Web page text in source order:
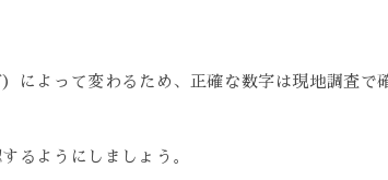
によって変わるため、正確な数字は現地調査で
るようにしましょう。